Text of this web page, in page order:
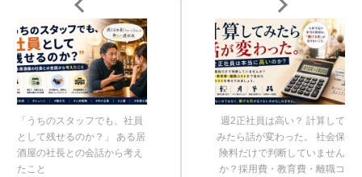
「うちのスタッフでも、社員
として残せるのか？」 ある居
酒屋の社長との会話から考え
たこと
週2正社員は高い？ 計算して
みたら話が変わった。 社会保
険料だけで判断していません
か？採用費・教育費・離職コ